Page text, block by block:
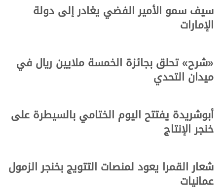
سيف سمو الأمير الفضي يغادر إلى دولة
الإمارات
«شرح»تحلق بجائزة الخمسة ملايين ريال في
ميدان التحدي
أبوشريدة يفتتح اليوم الختامي بالسيطرة على
خنجر الإنتاج
شعار القمرا يعود لمنصات التتويج بخنجر الزمول
عمانيات